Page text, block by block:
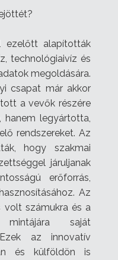
alapították
technológiaivíz és
megoldására.
csapat már akkor
a vevők részére
legyártotta,
rendszereket. Az
hogy szakmai
járuljanak
erőforrás,
Az
volt számukra és a
saját
az innovatív
és külföldön is